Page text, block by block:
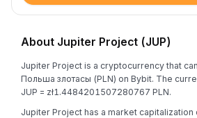
About Jupiter Project (JUP)
Jupiter Project is a cryptocurrency that
Польша злотасы (PLN) on Bybit. The
JUP = zł1.4484201507280767 PLN.
Jupiter Project has a market capitalization